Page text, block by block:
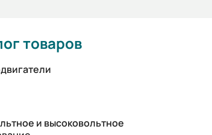
товаров
и высоковольтное